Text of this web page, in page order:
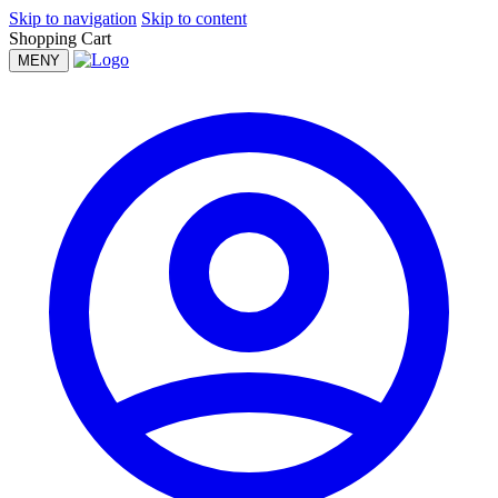
Skip to navigation Skip to content
Shopping Cart
MENY